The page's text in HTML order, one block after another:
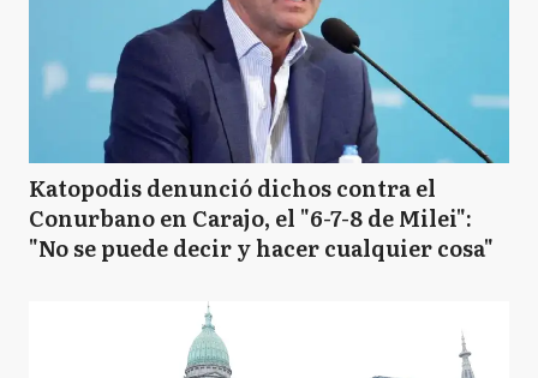
Katopodis denunció dichos contra el
Conurbano en Carajo, el "6-7-8 de Milei":
"No se puede decir y hacer cualquier cosa"